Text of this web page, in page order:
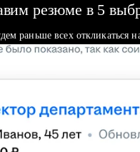
резюме в 5
раньше всех откликаться